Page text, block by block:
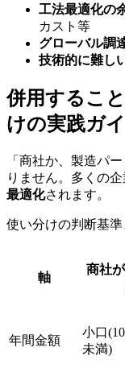
工法最適化の
カスト等
グローバル調
技術的に難し
併用するこ
けの実践ガ
「商社か、製造パ
りません。多くの企
最適化されます。
使い分けの判断基準
軸
商社
年間金額
小口
未満)